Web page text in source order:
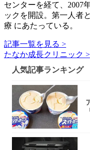
センターを経て、2007
ックを開設。第一人者
療 にあたっている。
記事一覧を見る >
たなか成長クリニック >
人気記事ランキング